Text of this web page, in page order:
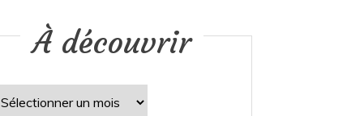
À découvrir
découvrir